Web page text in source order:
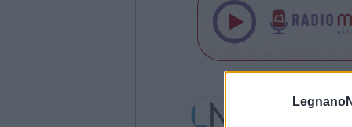
Redazione